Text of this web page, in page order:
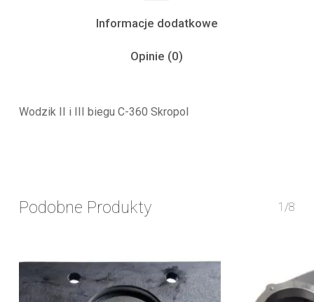
Informacje dodatkowe
Opinie (0)
Wodzik II i III biegu C-360 Skropol
Podobne Produkty 1/8